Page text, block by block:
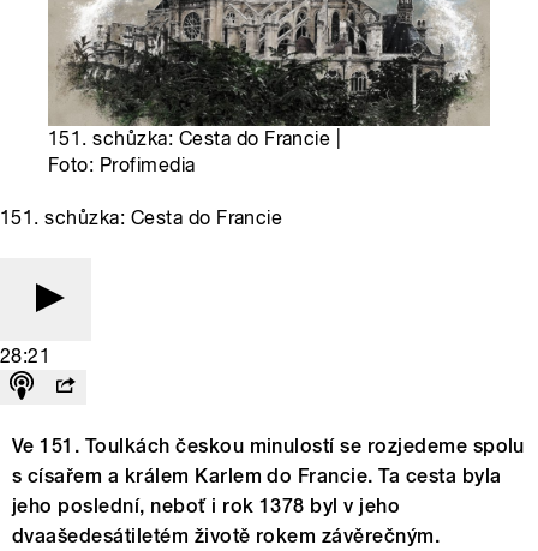
151. schůzka: Cesta do Francie |
Foto: Profimedia
151. schůzka: Cesta do Francie
28:21
Ve 151. Toulkách českou minulostí se rozjedeme spolu
s císařem a králem Karlem do Francie. Ta cesta byla
jeho poslední, neboť i rok 1378 byl v jeho
dvaašedesátiletém životě rokem závěrečným.